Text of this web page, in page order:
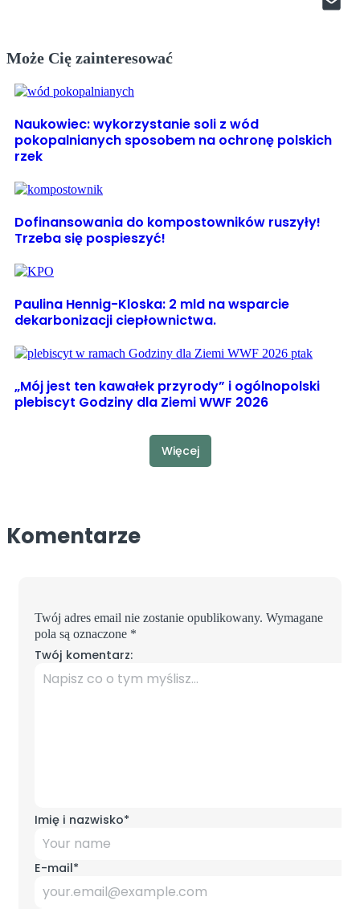
Może Cię zainteresować
Naukowiec: wykorzystanie soli z wód
pokopalnianych sposobem na ochronę polskich
rzek
Dofinansowania do kompostowników ruszyły!
Trzeba się pospieszyć!
Paulina Hennig-Kloska: 2 mld na wsparcie
dekarbonizacji ciepłownictwa.
„Mój jest ten kawałek przyrody” i ogólnopolski
plebiscyt Godziny dla Ziemi WWF 2026
Więcej
Komentarze
Twój adres email nie zostanie opublikowany. Wymagane
pola są oznaczone *
Twój komentarz:
Imię i nazwisko*
E-mail*